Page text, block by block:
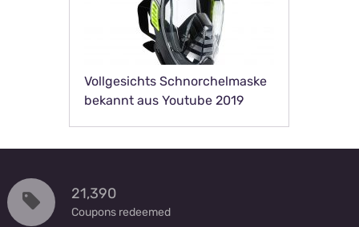
Vollgesichts Schnorchelmaske
bekannt aus Youtube 2019
21,390
Coupons redeemed